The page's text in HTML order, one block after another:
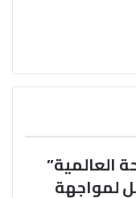
العالمية”
لمواجهة